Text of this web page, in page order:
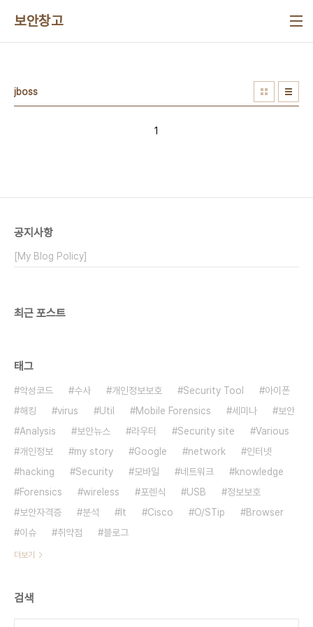
보안창고
jboss
1
공지사항
[My Blog Policy]
최근 포스트
태그
악성코드 수사 개인정보보호 Security Tool
아이폰
해킹
virus Util Mobile Forensics 세미나
보안
Analysis
보안뉴스 라우터 Security site
Various
개인정보
my story Google network
인터넷
hacking
Security 모바일 네트워크
knowledge
Forensics
wireless 포렌식 USB
정보보호
보안자격증
분석 It Cisco O/STip
Browser
이슈
취약점 블로그
더보기
검색